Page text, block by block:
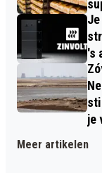
's
je
Meer artikelen